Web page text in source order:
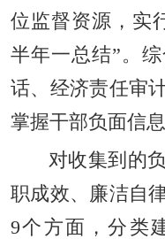
位监督资源，实
半年一总结”。
话、经济责任审
掌握干部负面信息
对收集到的
职成效、廉洁自
9个方面，分类